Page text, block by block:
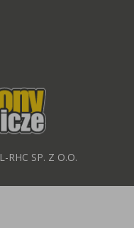
RHC SP. Z O.O.